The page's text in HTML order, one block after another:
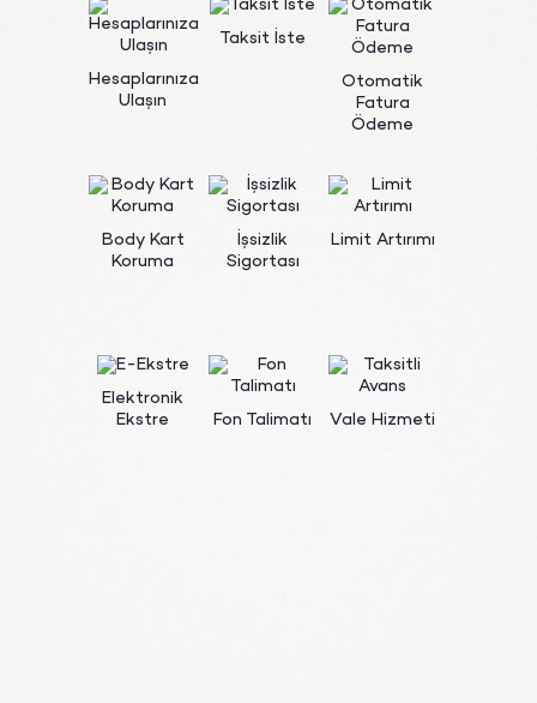
Hesaplarınıza
Ulaşın
Taksit İste
Otomatik
Fatura
Ödeme
Body Kart
Koruma
İşsizlik
Sigortası
Limit Artırımı
Elektronik
Ekstre
Fon Talimatı Vale Hizmeti